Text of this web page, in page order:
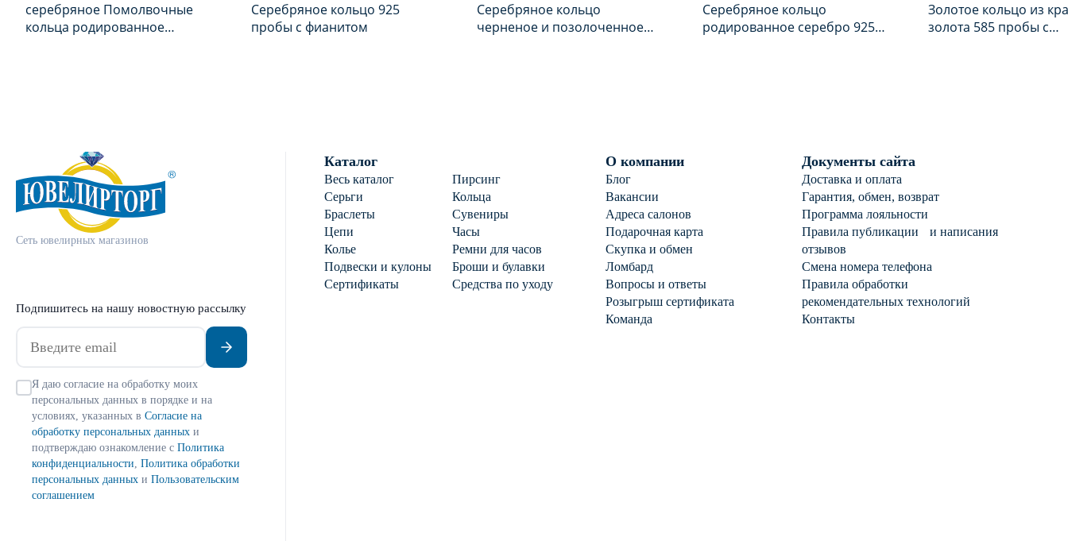
серебряное Помолвочные
кольца родированное
Серебряное кольцо 925
пробы с фианитом
Серебряное кольцо
черненое и позолоченное
Серебряное кольцо
родированное серебро 925
Золотое кольцо из
золота 585 пробы с
Сеть ювелирных магазинов
Подпишитесь на нашу новостную рассылку
Я даю согласие на обработку моих
персональных данных в порядке и на
условиях, указанных в Согласие на
обработку персональных данных и
подтверждаю ознакомление с Политика
конфиденциальности, Политика обработки
персональных данных и Пользовательским
соглашением
Каталог
Весь каталог
Пирсинг
Серьги
Кольца
Браслеты
Сувениры
Цепи
Часы
Колье
Ремни для часов
Подвески и кулоны
Броши и булавки
Сертификаты
Средства по уходу
О компании
Блог
Вакансии
Адреса салонов
Подарочная карта
Скупка и обмен
Ломбард
Вопросы и ответы
Розыгрыш сертификата
Команда
Документы сайта
Доставка и оплата
Гарантия, обмен, возврат
Программа лояльности
Правила публикации и написания
отзывов
Смена номера телефона
Правила обработки
рекомендательных технологий
Контакты